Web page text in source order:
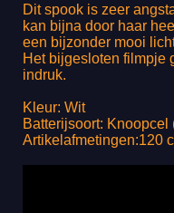
Dit spook is zeer
kan bijna door haar
een bijzonder mooi
Het bijgesloten filmpje
indruk.
Kleur: Wit
Batterijsoort: Knoopcel
Artikelafmetingen:120